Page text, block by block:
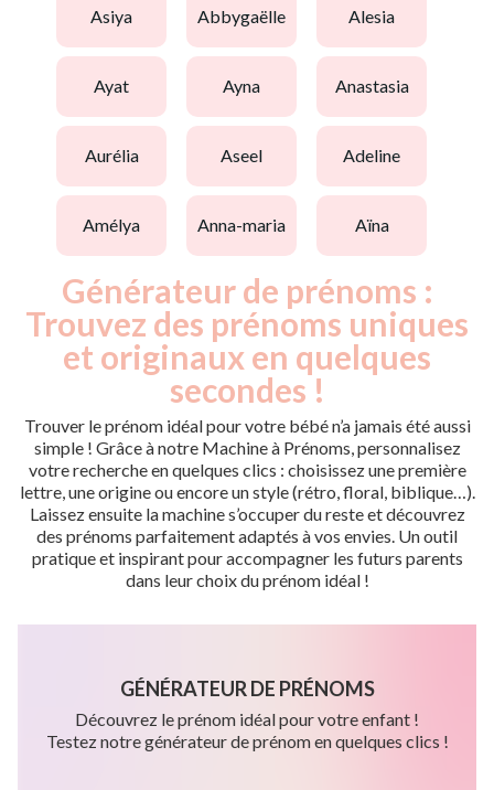
asiya abbygaëlle alesia
ayat ayna anastasia
aurélia aseel adeline
amélya anna-maria aïna
Générateur de prénoms :
Trouvez des prénoms uniques
et originaux en quelques
secondes !
Trouver le prénom idéal pour votre bébé n’a jamais été aussi
simple ! Grâce à notre Machine à Prénoms, personnalisez
votre recherche en quelques clics : choisissez une première
lettre, une origine ou encore un style (rétro, floral, biblique…).
Laissez ensuite la machine s’occuper du reste et découvrez
des prénoms parfaitement adaptés à vos envies. Un outil
pratique et inspirant pour accompagner les futurs parents
dans leur choix du prénom idéal !
GÉNÉRATEUR DE PRÉNOMS
Découvrez le prénom idéal pour votre enfant !
Testez notre générateur de prénom en quelques clics !